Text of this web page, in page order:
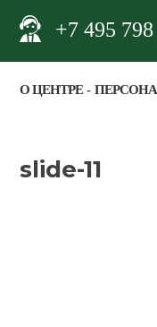
+7 495
О ЦЕНТРЕ
slide-11